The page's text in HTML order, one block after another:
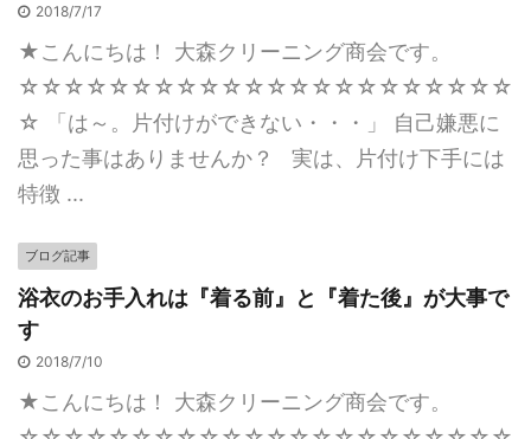
2018/7/17
★こんにちは！ 大森クリーニング商会です。
☆☆☆☆☆☆☆☆☆☆☆☆☆☆☆☆☆☆☆☆☆☆
☆ 「は～。片付けができない・・・」 自己嫌悪に
思った事はありませんか？ 実は、片付け下手には
特徴 ...
ブログ記事
浴衣のお手入れは『着る前』と『着た後』が大事で
す
2018/7/10
★こんにちは！ 大森クリーニング商会です。